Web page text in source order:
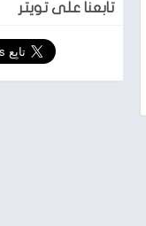
تابعنا على تويتر